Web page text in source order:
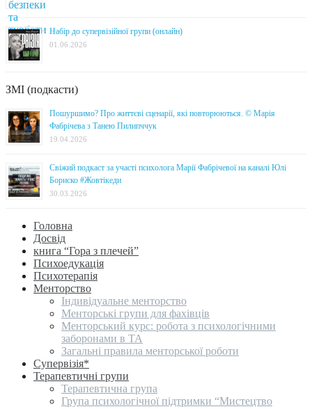
Набір до супервізійної групи (онлайн)
01.06.2026
ЗМІ (подкасти)
Пошуршимо? Про життєві сценарії, які повторюються. © Марія
Фабрічева з Танею Пилипччук
19.04.2026
Свіжий подкаст за участі психолога Марії Фабрічевої на каналі Юлі
Бориско #Жовтікеди
30.03.2026
Головна
Досвід
книга “Гора з плечей”
Психоедукація
Психотерапія
Менторство
Індивідуальне менторство
Менторські групи для фахівців
Менторський курс: робота з психологічними
заборонами в ТА
Загальні правила менторської роботи
Супервізія*
Терапевтичні групи
Терапевтична група
Група психологічної підтримки “Мистецтво